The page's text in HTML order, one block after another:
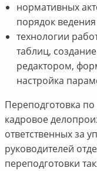
нормативных
порядок
технологии
таблиц,
редактором,
настройка
Переподготовка
кадровое
ответственных за
руководителей
переподготовки